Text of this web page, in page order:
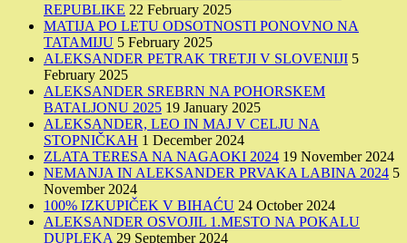
REPUBLIKE 22 February 2025
MATIJA PO LETU ODSOTNOSTI PONOVNO NA
TATAMIJU 5 February 2025
ALEKSANDER PETRAK TRETJI V SLOVENIJI 5
February 2025
ALEKSANDER SREBRN NA POHORSKEM
BATALJONU 2025 19 January 2025
ALEKSANDER, LEO IN MAJ V CELJU NA
STOPNIČKAH 1 December 2024
ZLATA TERESA NA NAGAOKI 2024 19 November 2024
NEMANJA IN ALEKSANDER PRVAKA LABINA 2024 5
November 2024
100% IZKUPIČEK V BIHAĆU 24 October 2024
ALEKSANDER OSVOJIL 1.MESTO NA POKALU
DUPLEKA 29 September 2024